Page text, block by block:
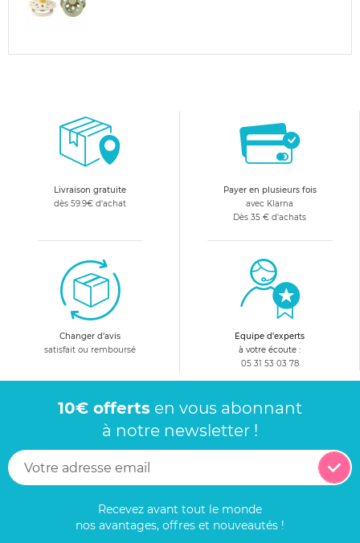
Livraison gratuite
dès 59.9€ d'achat
Payer en plusieurs fois
avec Klarna
Dès 35 € d'achats
Changer d'avis
satisfait ou remboursé
Equipe d'experts
à votre écoute :
05 31 53 03 78
10€ offerts en vous abonnant
à notre newsletter !
Recevez avant tout le monde
nos avantages, offres et nouveautés !